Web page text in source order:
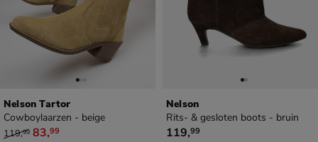
Nelson Tartor
Cowboylaarzen - beige
van € 119,99 voor € 83,99
119,99 83,99
Nelson
Rits- & gesloten boots - bruin
€ 119,99
119,99